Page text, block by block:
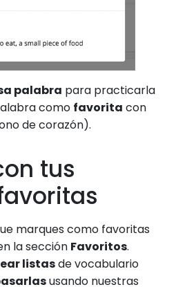
palabra para practicarla
como favorita con
de corazón).
tus
marques como favoritas
la sección Favoritos.
listasde vocabulario
usando nuestras